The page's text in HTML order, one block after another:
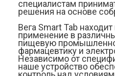
специалистам
решения на основе
Вега Smart Tab
применение в
пищевую
фармацевтику и
Независимо от
наше устройство